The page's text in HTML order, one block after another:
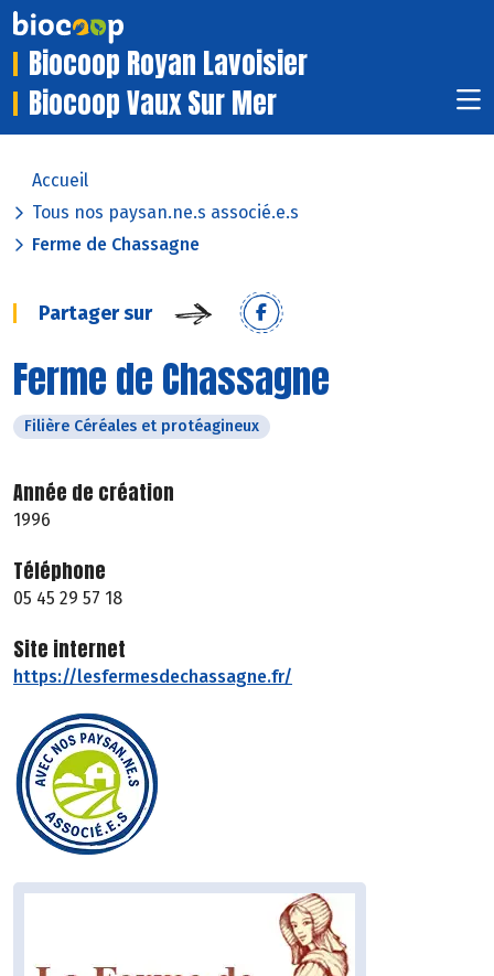
Biocoop Royan Lavoisier
Biocoop Vaux Sur Mer
Accueil
Tous nos paysan.ne.s associé.e.s
Ferme de Chassagne
Partager sur
Ferme de Chassagne
Filière Céréales et protéagineux
Année de création
1996
Téléphone
05 45 29 57 18
Site internet
https://lesfermesdechassagne.fr/